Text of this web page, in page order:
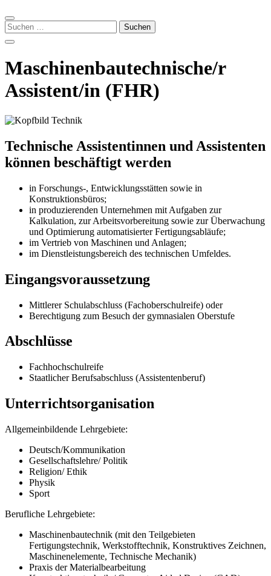
Suchen
nach:
Maschinenbautechnische/r
Assistent/in (FHR)
Technische Assistentinnen und Assistenten
können beschäftigt werden
in Forschungs-, Entwicklungsstätten sowie in
Konstruktionsbüros;
in produzierenden Unternehmen mit Aufgaben zur
Kalkulation, zur Arbeitsvorbereitung sowie zur Überwachung
und Optimierung automatisierter Fertigungsabläufe;
im Vertrieb von Maschinen und Anlagen;
im Dienstleistungsbereich des technischen Umfeldes.
Eingangsvoraussetzung
Mittlerer Schulabschluss (Fachoberschulreife) oder
Berechtigung zum Besuch der gymnasialen Oberstufe
Abschlüsse
Fachhochschulreife
Staatlicher Berufsabschluss (Assistentenberuf)
Unterrichtsorganisation
Allgemeinbildende Lehrgebiete:
Deutsch/Kommunikation
Gesellschaftslehre/ Politik
Religion/ Ethik
Physik
Sport
Berufliche Lehrgebiete:
Maschinenbautechnik (mit den Teilgebieten
Fertigungstechnik, Werkstofftechnik, Konstruktives Zeichnen,
Maschinenelemente, Technische Mechanik)
Praxis der Materialbearbeitung